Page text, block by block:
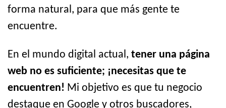
forma natural, para que más gente te
encuentre.
En el mundo digital actual, tener una página
web no es suficiente; ¡necesitas que te
encuentren! Mi objetivo es que tu negocio
destaque en Google y otros buscadores,